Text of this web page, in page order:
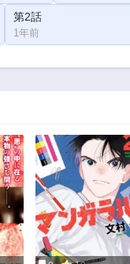
第2話
1年前